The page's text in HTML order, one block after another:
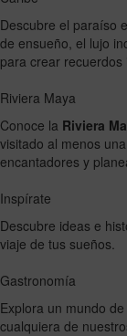
Descubre el paraíso
de ensueño, el lujo
para crear recuerdos
Riviera Maya
Conoce la Riviera
visitado al menos
encantadores y
Inspírate
Descubre ideas e
viaje de tus sueños.
Gastronomía
Explora un mundo
cualquiera de